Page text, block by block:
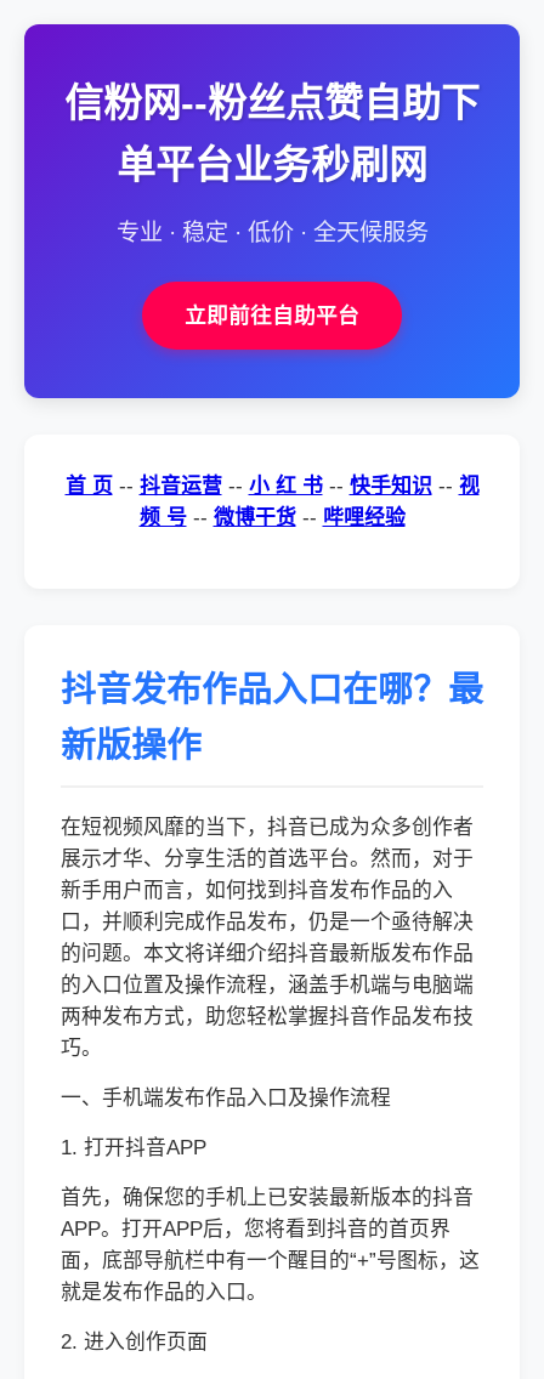
信粉网--粉丝点赞自助下
单平台业务秒刷网
专业 · 稳定 · 低价 · 全天候服务
立即前往自助平台
首 页 -- 抖音运营 -- 小 红 书 -- 快手知识 -- 视
频 号 -- 微博干货 -- 哔哩经验
抖音发布作品入口在哪？最
新版操作
在短视频风靡的当下，抖音已成为众多创作者
展示才华、分享生活的首选平台。然而，对于
新手用户而言，如何找到抖音发布作品的入
口，并顺利完成作品发布，仍是一个亟待解决
的问题。本文将详细介绍抖音最新版发布作品
的入口位置及操作流程，涵盖手机端与电脑端
两种发布方式，助您轻松掌握抖音作品发布技
巧。
一、手机端发布作品入口及操作流程
1. 打开抖音APP
首先，确保您的手机上已安装最新版本的抖音
APP。打开APP后，您将看到抖音的首页界
面，底部导航栏中有一个醒目的“+”号图标，这
就是发布作品的入口。
2. 进入创作页面